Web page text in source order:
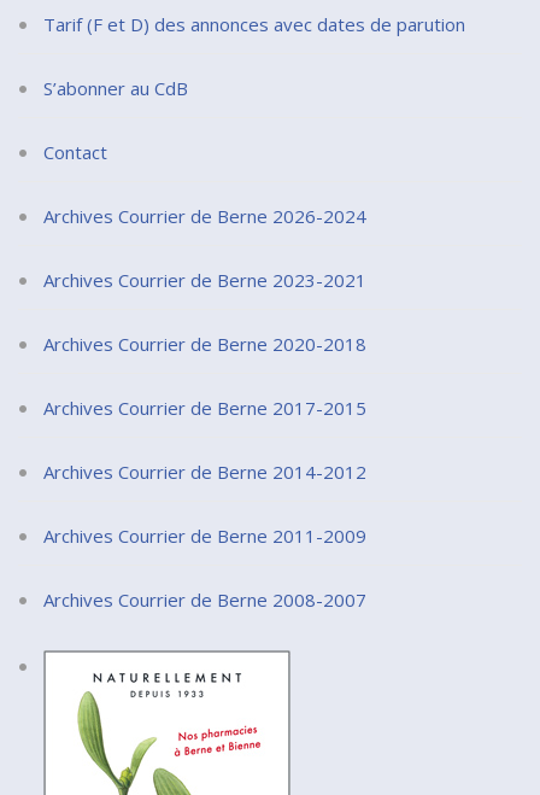
Tarif (F et D) des annonces avec dates de parution
S’abonner au CdB
Contact
Archives Courrier de Berne 2026-2024
Archives Courrier de Berne 2023-2021
Archives Courrier de Berne 2020-2018
Archives Courrier de Berne 2017-2015
Archives Courrier de Berne 2014-2012
Archives Courrier de Berne 2011-2009
Archives Courrier de Berne 2008-2007